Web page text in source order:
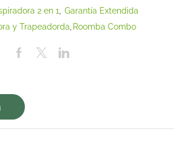
2 en 1
Garantía Extendida
y Trapeadorda Roomba Combo